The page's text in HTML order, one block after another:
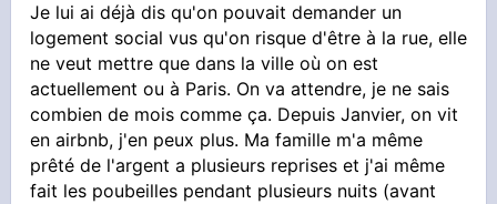
Je lui ai déjà dis qu'on pouvait demander un
logement social vus qu'on risque d'être à la rue, elle
ne veut mettre que dans la ville où on est
actuellement ou à Paris. On va attendre, je ne sais
combien de mois comme ça. Depuis Janvier, on vit
en airbnb, j'en peux plus. Ma famille m'a même
prêté de l'argent a plusieurs reprises et j'ai même
fait les poubeilles pendant plusieurs nuits (avant